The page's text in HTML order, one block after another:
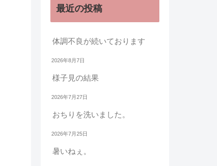
最近の投稿
体調不良が続いております
2026年8月7日
様子見の結果
2026年7月27日
おちりを洗いました。
2026年7月25日
暑いねぇ。